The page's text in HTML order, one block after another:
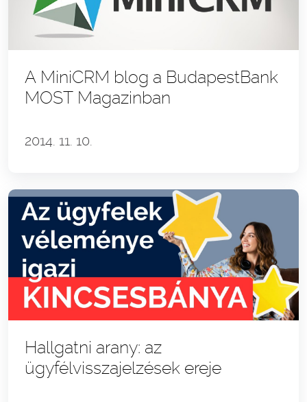
A MiniCRM blog a BudapestBank
MOST Magazinban
2014. 11. 10.
Hallgatni arany: az
ügyfélvisszajelzések ereje